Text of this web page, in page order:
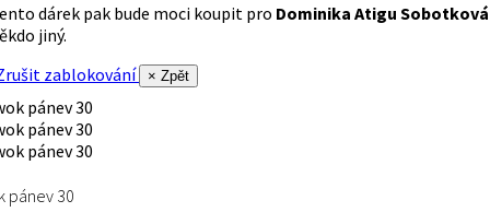
dárek pak bude moci koupit pro Dominika Atigu Sobotková
jiný.
zablokování
× Zpět
pánev 30